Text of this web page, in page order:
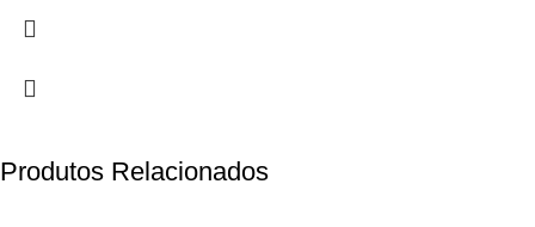
Produtos Relacionados